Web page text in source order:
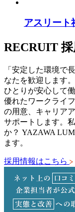
アスリート
RECRUIT
「安定した環境で
なたを歓迎します
ひとりが安心して
優れたワークライ
の用意、キャリア
サポートします。
か？ YAZAWA
ます。
採用情報はこちら